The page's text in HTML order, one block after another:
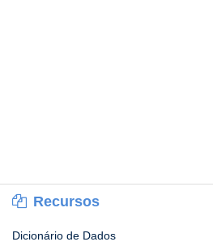
Recursos
Dicionário de Dados